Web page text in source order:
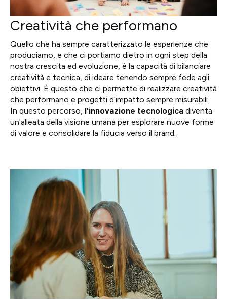
Creatività che performano
Quello che ha sempre caratterizzato le esperienze che
produciamo, e che ci portiamo dietro in ogni step della
nostra crescita ed evoluzione, è la capacità di bilanciare
creatività e tecnica, di ideare tenendo sempre fede agli
obiettivi. È questo che ci permette di realizzare creatività
che performano e progetti d’impatto sempre misurabili.
In questo percorso, l'innovazione tecnologica diventa
un'alleata della visione umana per esplorare nuove forme
di valore e consolidare la fiducia verso il brand.